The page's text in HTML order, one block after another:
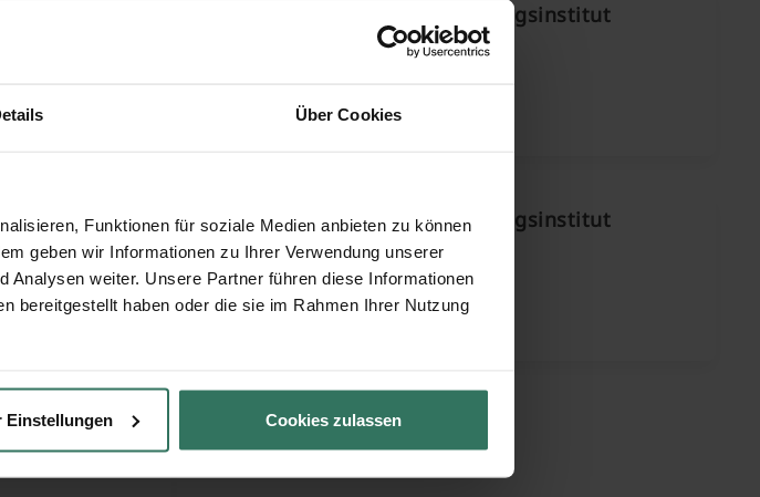
Über Cookies
Funktionen für soziale Medien anbieten zu können
geben wir Informationen zu Ihrer Verwendung unserer
weiter. Unsere Partner führen diese Informationen
bereitgestellt haben oder die sie im Rahmen Ihrer Nutzung
Einstellungen Cookies zulassen
Saam-Faasen GmbH Bestattungsinstitut
42651 Solingen
Saam-Faasen GmbH Bestattungsinstitut
Wiefeldick 14